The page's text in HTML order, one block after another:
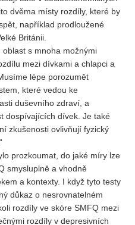
dvěma místy rozdíly, které by
například prodloužené
Británii.
oblast s mnoha možnými
mezi dívkami a chlapci a
lépe porozumět
které vedou ke
duševního zdraví, a
dospívajících dívek. Je také
zkušenosti ovlivňují fyzický
prozkoumat, do jaké míry lze
smysluplně a vhodně
a kontexty. I když tyto testy
důkaz o nesrovnatelném
rozdíly ve skóre SMFQ mezi
rozdíly v depresivních